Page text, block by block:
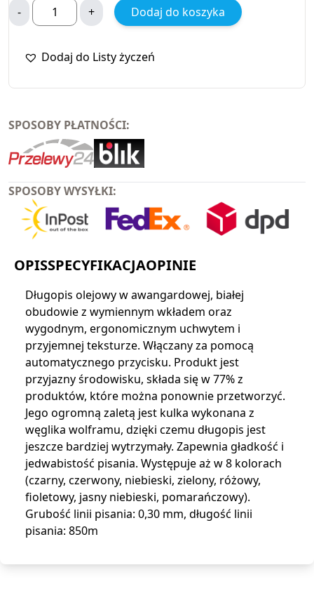
- + Dodaj do koszyka
Dodaj do Listy życzeń
SPOSOBY PŁATNOŚCI:
SPOSOBY WYSYŁKI:
OPISSPECYFIKACJAOPINIE
Długopis olejowy w awangardowej, białej
obudowie z wymiennym wkładem oraz
wygodnym, ergonomicznym uchwytem i
przyjemnej teksturze. Włączany za pomocą
automatycznego przycisku. Produkt jest
przyjazny środowisku, składa się w 77% z
produktów, które można ponownie przetworzyć.
Jego ogromną zaletą jest kulka wykonana z
węglika wolframu, dzięki czemu długopis jest
jeszcze bardziej wytrzymały. Zapewnia gładkość i
jedwabistość pisania. Występuje aż w 8 kolorach
(czarny, czerwony, niebieski, zielony, różowy,
fioletowy, jasny niebieski, pomarańczowy).
Grubość linii pisania: 0,30 mm, długość linii
pisania: 850m